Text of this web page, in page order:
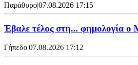
Παράθυρο|07.08.2026 17:15
Έβαλε τέλος στη... φημολογία o
Γήπεδο|07.08.2026 17:12